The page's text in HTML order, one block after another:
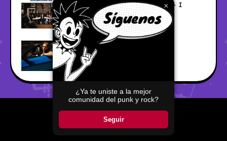
×
¿Ya te uniste a la mejor
comunidad del punk y rock?
Seguir
Good Vibes Rollercoaster - I
Don't Care
Ely August 05, 2026
Hyperwulf - FaceTime
Ely August 04, 2026
Copyright ©2026Pop Punkers